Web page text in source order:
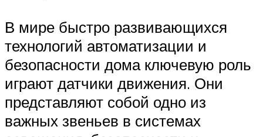
В мире быстро развивающихся
технологий автоматизации и
безопасности дома ключевую роль
играют датчики движения. Они
представляют собой одно из
важных звеньев в системах